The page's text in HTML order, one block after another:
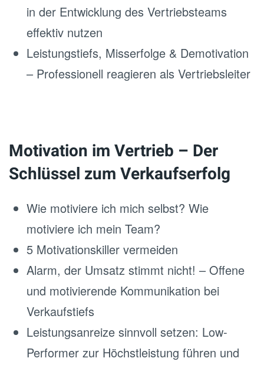
in der Entwicklung des Vertriebsteams
effektiv nutzen
Leistungstiefs, Misserfolge & Demotivation
– Professionell reagieren als Vertriebsleiter
Motivation im Vertrieb – Der
Schlüssel zum Verkaufserfolg
Wie motiviere ich mich selbst? Wie
motiviere ich mein Team?
5 Motivationskiller vermeiden
Alarm, der Umsatz stimmt nicht! – Offene
und motivierende Kommunikation bei
Verkaufstiefs
Leistungsanreize sinnvoll setzen: Low-
Performer zur Höchstleistung führen und